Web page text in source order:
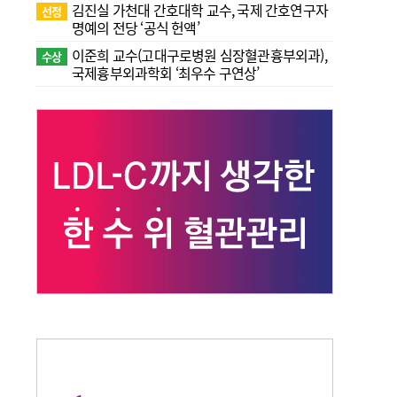
선정
김진실 가천대 간호대학 교수, 국제 간호연구자
명예의 전당 ‘공식 헌액’
수상
이준희 교수(고대구로병원 심장혈관흉부외과),
국제흉부외과학회 ‘최우수 구연상’